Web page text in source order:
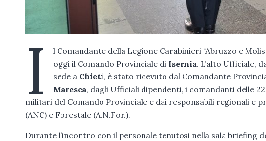
I l Comandante della Legione Carabinieri “Abruzzo e
oggi il Comando Provinciale di Isernia. L’alto Ufficiale,
sede a Chieti, è stato ricevuto dal Comandante
Maresca, dagli Ufficiali dipendenti, i comandanti delle
militari del Comando Provinciale e dai responsabili regionali e
(ANC) e Forestale (A.N.For.).
Durante l’incontro con il personale tenutosi nella sala briefing